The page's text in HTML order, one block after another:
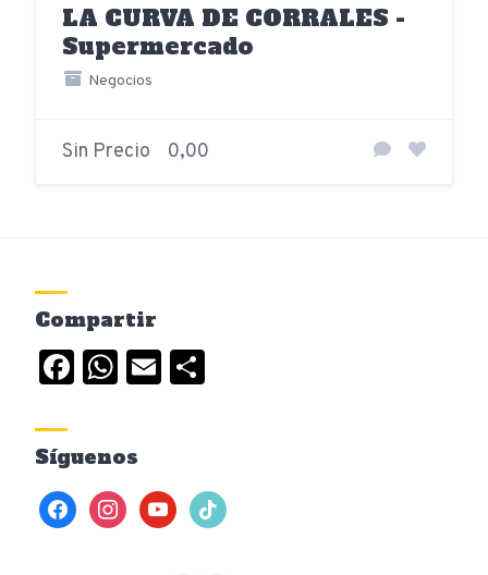
LA CURVA DE CORRALES -
Supermercado
Negocios
Sin Precio 0,00
Compartir
Facebook
WhatsApp
Email
Síguenos
facebookinstagramyoutubetiktok